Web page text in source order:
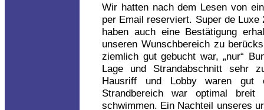
Wir hatten nach dem Lesen von
per Email reserviert. Super de
haben auch eine Bestätigung
unseren Wunschbereich zu
ziemlich gut gebucht war, „nur“
Lage und Strandabschnitt sehr
Hausriff und Lobby waren gut
Strandbereich war optimal
schwimmen. Ein Nachteil unseres